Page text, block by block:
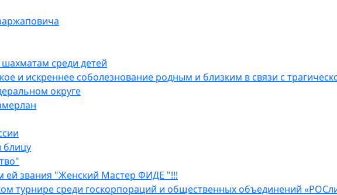
среди детей
и искреннее соболезнование родным и близким в связи с
округе
блицу
ей звания "Женский Мастер ФИДЕ "!!!
турнире среди госкорпораций и общественных объединений